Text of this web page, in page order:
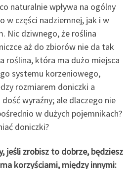
naturalnie wpływa na ogólny
w części nadziemnej, jak i w
Nic dziwnego, że roślina
aż do zbiorów nie da tak
roślina, która ma dużo miejsca
systemu korzeniowego,
rozmiarem doniczki a
wyraźny; ale dlaczego nie
w dużych pojemnikach?
doniczki?
jeśli zrobisz to dobrze, będziesz
korzyściami, między innymi: